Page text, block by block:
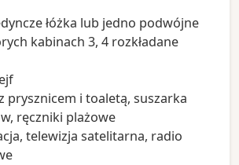
łóżka lub jedno podwójne
kabinach 3, 4 rozkładane
prysznicem i toaletą, suszarka
ręczniki plażowe
telewizja satelitarna, radio